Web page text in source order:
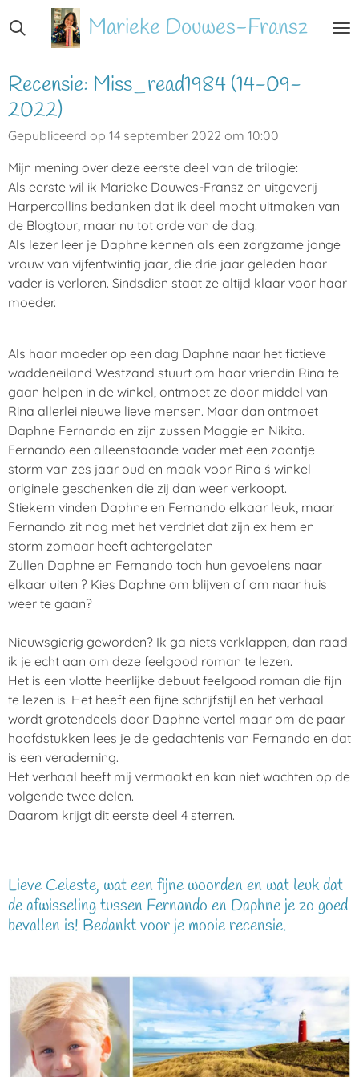
direct
de
hoofdinhoud
Marieke Douwes-Fransz
Recensie: Miss_read1984 (14-09-
2022)
Gepubliceerd op 14 september 2022 om 10:00
Mijn mening over deze eerste deel van de trilogie:
Als eerste wil ik Marieke Douwes-Fransz en uitgeverij
Harpercollins bedanken dat ik deel mocht uitmaken van
de Blogtour, maar nu tot orde van de dag.
Als lezer leer je Daphne kennen als een zorgzame jonge
vrouw van vijfentwintig jaar, die drie jaar geleden haar
vader is verloren. Sindsdien staat ze altijd klaar voor haar
moeder.
Als haar moeder op een dag Daphne naar het fictieve
waddeneiland Westzand stuurt om haar vriendin Rina te
gaan helpen in de winkel, ontmoet ze door middel van
Rina allerlei nieuwe lieve mensen. Maar dan ontmoet
Daphne Fernando en zijn zussen Maggie en Nikita.
Fernando een alleenstaande vader met een zoontje
storm van zes jaar oud en maak voor Rina ś winkel
originele geschenken die zij dan weer verkoopt.
Stiekem vinden Daphne en Fernando elkaar leuk, maar
Fernando zit nog met het verdriet dat zijn ex hem en
storm zomaar heeft achtergelaten
Zullen Daphne en Fernando toch hun gevoelens naar
elkaar uiten ? Kies Daphne om blijven of om naar huis
weer te gaan?
Nieuwsgierig geworden? Ik ga niets verklappen, dan raad
ik je echt aan om deze feelgood roman te lezen.
Het is een vlotte heerlijke debuut feelgood roman die fijn
te lezen is. Het heeft een fijne schrijfstijl en het verhaal
wordt grotendeels door Daphne vertel maar om de paar
hoofdstukken lees je de gedachtenis van Fernando en dat
is een verademing.
Het verhaal heeft mij vermaakt en kan niet wachten op de
volgende twee delen.
Daarom krijgt dit eerste deel 4 sterren.
Lieve Celeste, wat een fijne woorden en wat leuk dat
de afwisseling tussen Fernando en Daphne je zo goed
bevallen is! Bedankt voor je mooie recensie.